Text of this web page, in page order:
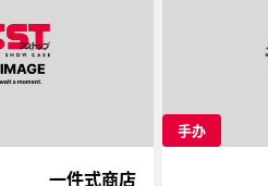
一件式商店
手办